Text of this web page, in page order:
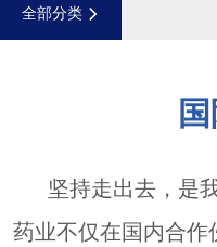
全部分类
坚持走出去，是
药业不仅在国内合